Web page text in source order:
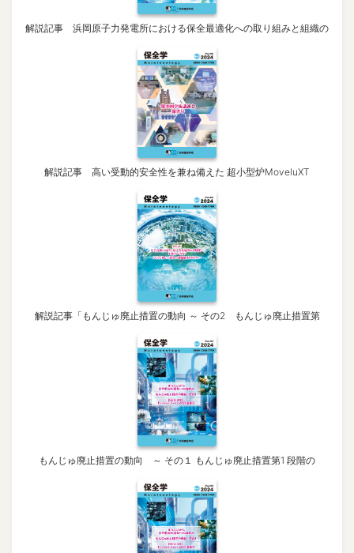
解説記事 浜岡原子力発電所における保全最適化への取り組みと組織の
解説記事 高い受動的安全性を兼ね備えた 超小型炉MoveluXT
解説記事「もんじゅ廃止措置の動向 ～ その2 もんじゅ廃止措置第
もんじゅ廃止措置の動向 ～ その１ もんじゅ廃止措置第1 段階の